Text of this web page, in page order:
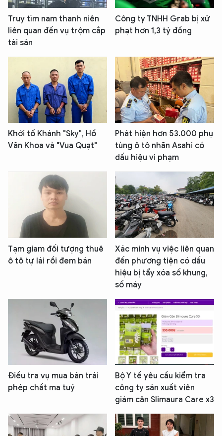
Truy tìm nam thanh niên
liên quan đến vụ trộm cắp
tài sản
Công ty TNHH Grab bị xử
phạt hơn 1,3 tỷ đồng
Khởi tố Khánh "Sky", Hồ
Văn Khoa và "Vua Quạt"
Phát hiện hơn 53.000 phụ
tùng ô tô nhãn Asahi có
dấu hiệu vi phạm
Tạm giam đối tượng thuê
ô tô tự lái rồi đem bán
Xác minh vụ việc liên quan
đến phương tiện có dấu
hiệu bị tẩy xóa số khung,
số máy
Điều tra vụ mua bán trái
phép chất ma tuý
Bộ Y tế yêu cầu kiểm tra
công ty sản xuất viên
giảm cân Slimaura Care x3